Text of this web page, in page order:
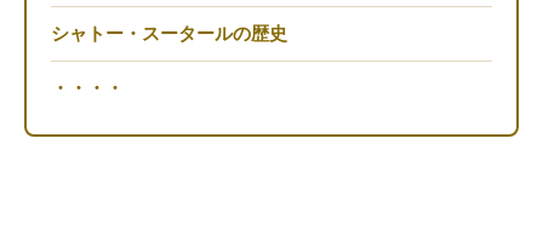
シャトー・スータールの歴史
・・・・